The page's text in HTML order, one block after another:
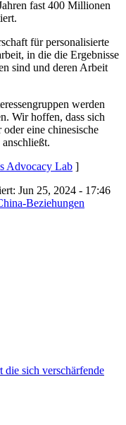
fast 400 Millionen
für personalisierte
in die die Ergebnisse
sind und deren Arbeit
werden
Wir hoffen, dass sich
eine chinesische
Advocacy Lab ]
Jun 25, 2024 - 17:46
Beziehungen
die sich verschärfende